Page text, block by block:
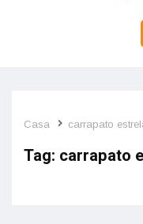
Casa carrapato
Tag: carrapato
Febre
acende alerta